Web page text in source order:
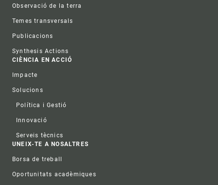
Observació de la terra
Temes transversals
Publicacions
Synthesis Actions
CIÈNCIA EN ACCIÓ
Impacte
Solucions
Política i Gestió
Innovació
Serveis tècnics
UNEIX-TE A NOSALTRES
Borsa de treball
Oportunitats acadèmiques